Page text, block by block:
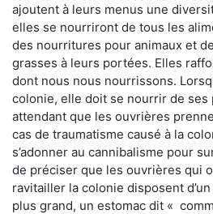
ajoutent à leurs menus une
elles se nourriront de tous les
des nourritures pour animaux et
grasses à leurs portées. Elles
dont nous nous nourrissons.
colonie, elle doit se nourrir de
attendant que les ouvrières
cas de traumatisme causé à la
s’adonner au cannibalisme pour
de préciser que les ouvrières qui
ravitailler la colonie disposent
plus grand, un estomac dit «